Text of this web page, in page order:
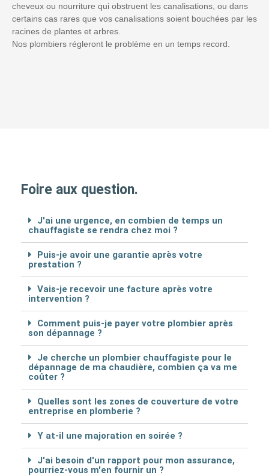
cheveux ou nourriture qui obstruent les canalisations, ou dans
certains cas rares que vos canalisations soient bouchées par les
racines de plantes et arbres.
Nos plombiers régleront le problème en un temps record.
Foire aux question.
J'ai une urgence, en combien de temps un
chauffagiste se rendra chez moi ?
Puis-je avoir une garantie après votre
prestation ?
Vais-je recevoir une facture après votre
intervention ?
Comment puis-je payer votre plombier après
son dépannage ?
Je cherche un plombier chauffagiste pour le
dépannage de ma chaudière, combien ça va me
coûter ?
Quelles sont les zones de couverture de votre
entreprise en plomberie ?
Y at-il une majoration en soirée ?
J'ai besoin d'un rapport pour mon assurance,
pourriez-vous m'en fournir un ?